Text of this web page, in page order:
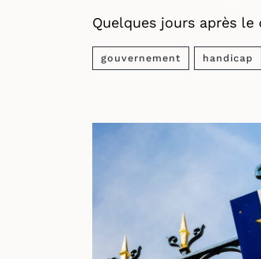
Quelques jours après
gouvernement handicap